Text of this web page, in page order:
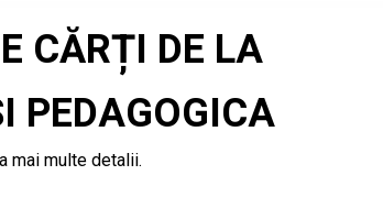
CĂRȚI DE LA
PEDAGOGICA
mai multe detalii.